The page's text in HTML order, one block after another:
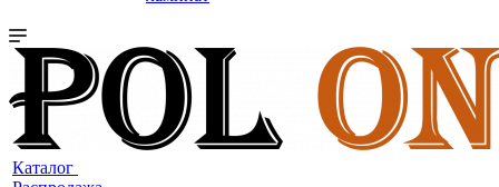
Каталог